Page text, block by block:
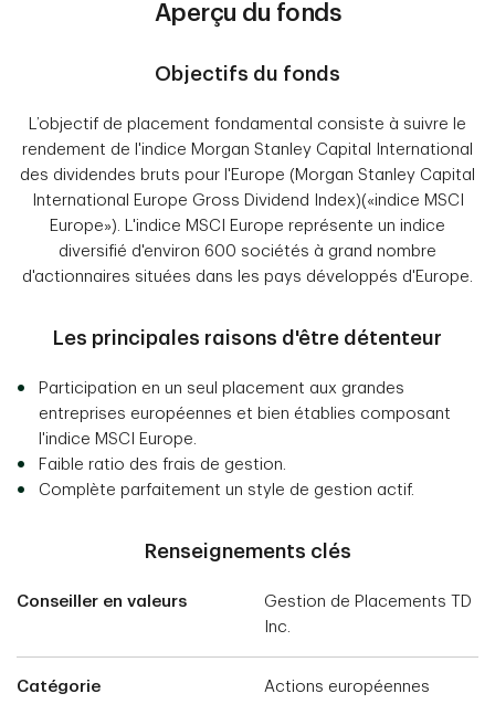
Aperçu du fonds
Objectifs du fonds
L’objectif de placement fondamental consiste à suivre le
rendement de l'indice Morgan Stanley Capital International
des dividendes bruts pour l'Europe (Morgan Stanley Capital
International Europe Gross Dividend Index)(«indice MSCI
Europe»). L'indice MSCI Europe représente un indice
diversifié d'environ 600 sociétés à grand nombre
d'actionnaires situées dans les pays développés d'Europe.
Les principales raisons d'être détenteur
Participation en un seul placement aux grandes
entreprises européennes et bien établies composant
l'indice MSCI Europe.
Faible ratio des frais de gestion.
Complète parfaitement un style de gestion actif.
Renseignements clés
Conseiller en valeurs
Gestion de Placements TD
Inc.
Catégorie Actions européennes